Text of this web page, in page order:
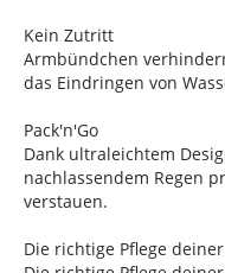
Kein Zutritt
Armbündchen
das Eindringen von
Pack'n'Go
Dank ultraleichtem
nachlassendem Regen
verstauen.
Die richtige Pflege deiner